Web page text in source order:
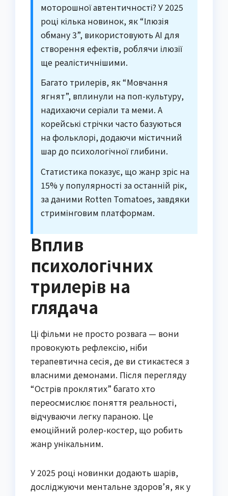
моторошної автентичності? У 2025
році кілька новинок, як “Ілюзія
обману 3”, використовують AI для
створення ефектів, роблячи ілюзії
ще реалістичнішими.
Багато трилерів, як “Мовчання
ягнят”, вплинули на поп-культуру,
надихаючи серіали та меми. А
корейські стрічки часто базуються
на фольклорі, додаючи містичний
шар до психологічної глибини.
Статистика показує, що жанр зріс на
15% у популярності за останній рік,
за даними Rotten Tomatoes, завдяки
стримінговим платформам.
Вплив
психологічних
трилерів на
глядача
Ці фільми не просто розвага — вони
провокують рефлексію, ніби
терапевтична сесія, де ви стикаєтеся з
власними демонами. Після перегляду
“Острів проклятих” багато хто
переосмислює поняття реальності,
відчуваючи легку параною. Це
емоційний ролер-костер, що робить
жанр унікальним.
У 2025 році новинки додають шарів,
досліджуючи ментальне здоров’я, як у